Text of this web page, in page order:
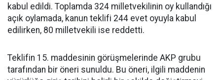
kabul edildi. Toplamda 324 milletvekilinin oy kullandığı
açık oylamada, kanun teklifi 244 evet oyuyla kabul
edilirken, 80 milletvekili ise reddetti.
Teklifin 15. maddesinin görüşmelerinde AKP grubu
tarafından bir öneri sunuldu. Bu öneri, ilgili maddenin